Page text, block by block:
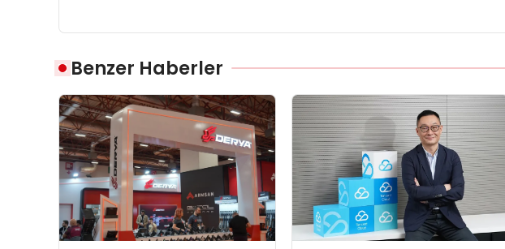
Benzer Haberler